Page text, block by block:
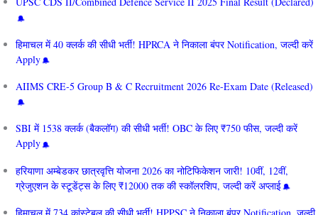
हिमाचल में 40 क्लर्क की सीधी भर्ती! HPRCA ने निकाला बंपर Notification, जल्दी करें
Apply
AIIMS CRE‑5 Group B & C Recruitment 2026 Re-Exam Date (Released)
SBI में 1538 क्लर्क (बैकलॉग) की सीधी भर्ती! OBC के लिए ₹750 फीस, जल्दी करें
Apply
हरियाणा अम्बेडकर छात्रवृत्ति योजना 2026 का नोटिफिकेशन जारी! 10वीं, 12वीं,
ग्रेजुएशन के स्टूडेंट्स के लिए ₹12000 तक की स्कॉलरशिप, जल्दी करें अप्लाई